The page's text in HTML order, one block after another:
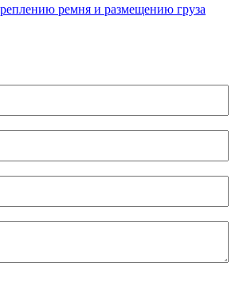
ремня и размещению груза